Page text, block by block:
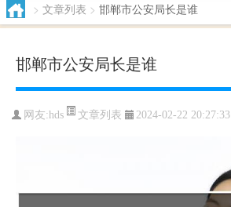
> 文章列表 > 邯郸市公安局长是谁
邯郸市公安局长是谁
网友:hds 文章列表 2024-02-22 20:27:33